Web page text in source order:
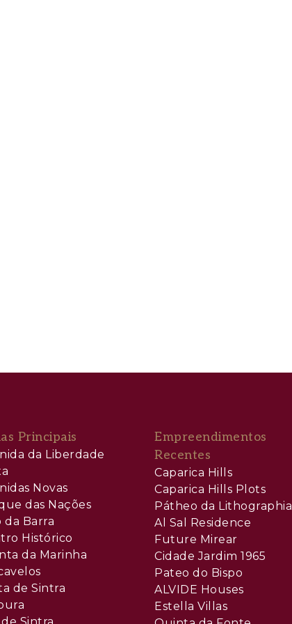
Principais
da Liberdade
Novas
das Nações
da Barra
Histórico
da Marinha
de Sintra
Empreendimentos
Recentes
Caparica Hills
Caparica Hills Plots
Pátheo da Lithographia
Al Sal Residence
Future Mirear
Cidade Jardim 1965
Pateo do Bispo
ALVIDE Houses
Estella Villas